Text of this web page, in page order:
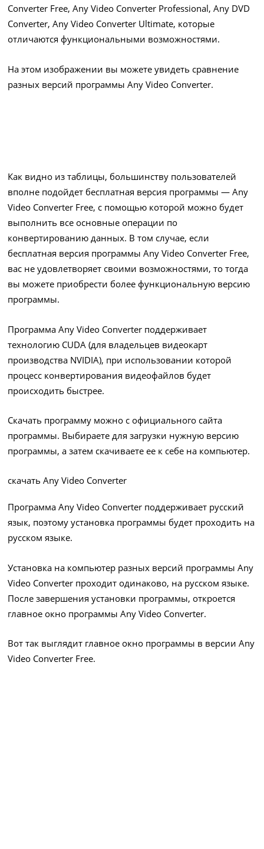
Converter Free, Any Video Converter Professional, Any DVD
Converter, Any Video Converter Ultimate, которые
отличаются функциональными возможностями.
На этом изображении вы можете увидеть сравнение
разных версий программы Any Video Converter.
Как видно из таблицы, большинству пользователей
вполне подойдет бесплатная версия программы — Any
Video Converter Free, с помощью которой можно будет
выполнить все основные операции по
конвертированию данных. В том случае, если
бесплатная версия программы Any Video Converter Free,
вас не удовлетворяет своими возможностями, то тогда
вы можете приобрести более функциональную версию
программы.
Программа Any Video Converter поддерживает
технологию CUDA (для владельцев видеокарт
производства NVIDIA), при использовании которой
процесс конвертирования видеофайлов будет
происходить быстрее.
Скачать программу можно с официального сайта
программы. Выбираете для загрузки нужную версию
программы, а затем скачиваете ее к себе на компьютер.
скачать Any Video Converter
Программа Any Video Converter поддерживает русский
язык, поэтому установка программы будет проходить на
русском языке.
Установка на компьютер разных версий программы Any
Video Converter проходит одинаково, на русском языке.
После завершения установки программы, откроется
главное окно программы Any Video Converter.
Вот так выглядит главное окно программы в версии Any
Video Converter Free.